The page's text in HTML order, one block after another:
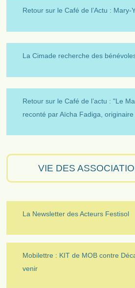
Retour sur le Café de l’Actu : Mary-
La Cimade recherche des
Retour sur le Café de l’actu : "Le
reconté par Aïcha Fadiga,
VIE DES
La Newsletter des Acteurs Festisol
Mobilettre : KIT de MOB contre
venir